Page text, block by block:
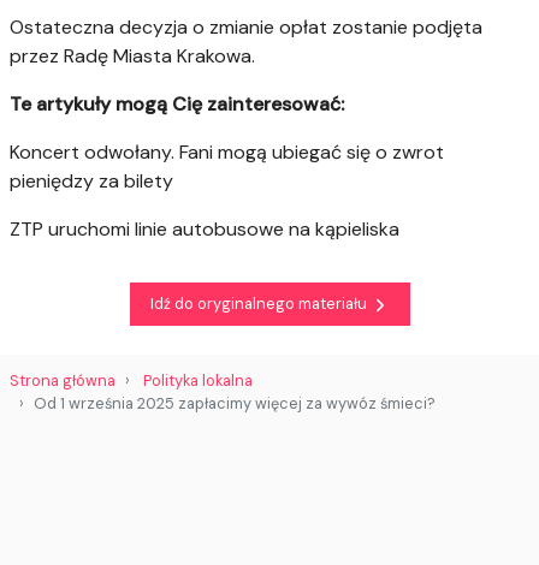
Ostateczna decyzja o zmianie opłat zostanie podjęta
przez Radę Miasta Krakowa.
Te artykuły mogą Cię zainteresować:
Koncert odwołany. Fani mogą ubiegać się o zwrot
pieniędzy za bilety
ZTP uruchomi linie autobusowe na kąpieliska
Idź do oryginalnego materiału
Strona główna
Polityka lokalna
Od 1 września 2025 zapłacimy więcej za wywóz śmieci?